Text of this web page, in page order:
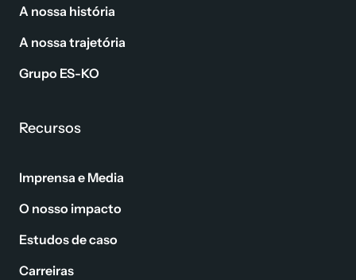
A nossa história
A nossa trajetória
Grupo ES-KO
Recursos
Imprensa e Media
O nosso impacto
Estudos de caso
Carreiras